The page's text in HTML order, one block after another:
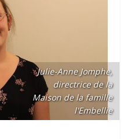
Julie-Anne Jomphe,
directrice de la
Maison de la famille
l'Embellie